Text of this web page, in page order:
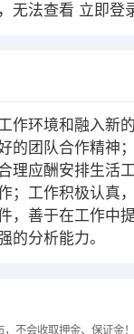
无法查看 立即登
作环境和融入新
的团队合作精神
理应酬安排生活
；工作积极认真
，善于在工作中
的分析能力。
不会收取押金、保证金！